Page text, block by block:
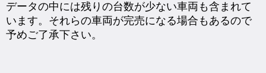
データの中には残りの台数が少ない車両も含まれて
います。それらの車両が完売になる場合もあるので
予めご了承下さい。